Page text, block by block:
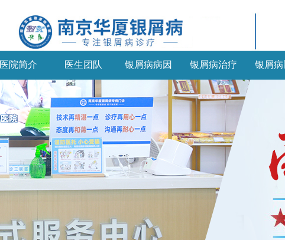
医院简介 医生团队 银屑病病因 银屑病治疗 银屑病